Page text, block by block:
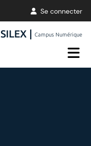
Se connecter
SILEX |Campus Numérique